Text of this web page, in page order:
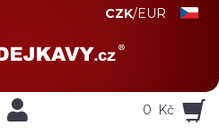
CZK/EUR
0 Kč